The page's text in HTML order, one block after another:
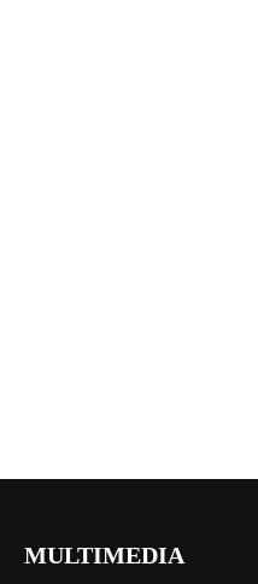
MULTIMEDIA